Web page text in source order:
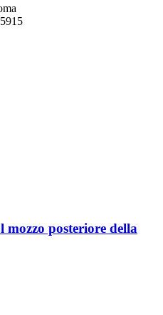
mozzo posteriore della